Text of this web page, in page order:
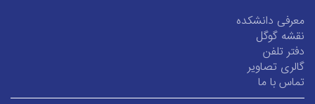
معرفی دانشکده
نقشه گوگل
دفتر تلفن
گالری تصاویر
تماس با ما